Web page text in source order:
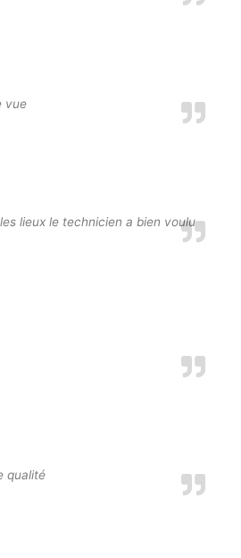
vue
lieux le technicien a bien voulu
qualité